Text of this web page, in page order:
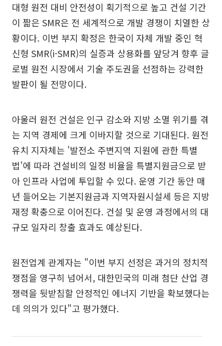
대형 원전 대비 안전성이 획기적으로 높고 건설 기간
이 짧은 SMR은 전 세계적으로 개발 경쟁이 치열한 상
황이다. 이번 부지 확정은 한국이 자체 개발 중인 혁
신형 SMR(i-SMR)의 실증과 상용화를 앞당겨 향후 글
로벌 원전 시장에서 기술 주도권을 선점하는 강력한
발판이 될 전망이다.
아울러 원전 건설은 인구 감소와 지방 소멸 위기를 겪
는 지역 경제에 크게 이바지할 것으로 기대된다. 원전
유치 지자체는 '발전소 주변지역 지원에 관한 특별
법'에 따라 건설비의 일정 비율을 특별지원금으로 받
아 인프라 사업에 투입할 수 있다. 운영 기간 동안 매
년 들어오는 기본지원금과 지역자원시설세 등은 지방
재정 확충으로 이어진다. 건설 및 운영 과정에서의 대
규모 일자리 창출 효과도 예상된다.
원전업계 관계자는 "이번 부지 선정은 과거의 정치적
쟁점을 영구히 넘어서, 대한민국의 미래 첨단 산업 경
쟁력을 뒷받침할 안정적인 에너지 기반을 확보했다는
데 의의가 있다"고 평가했다.